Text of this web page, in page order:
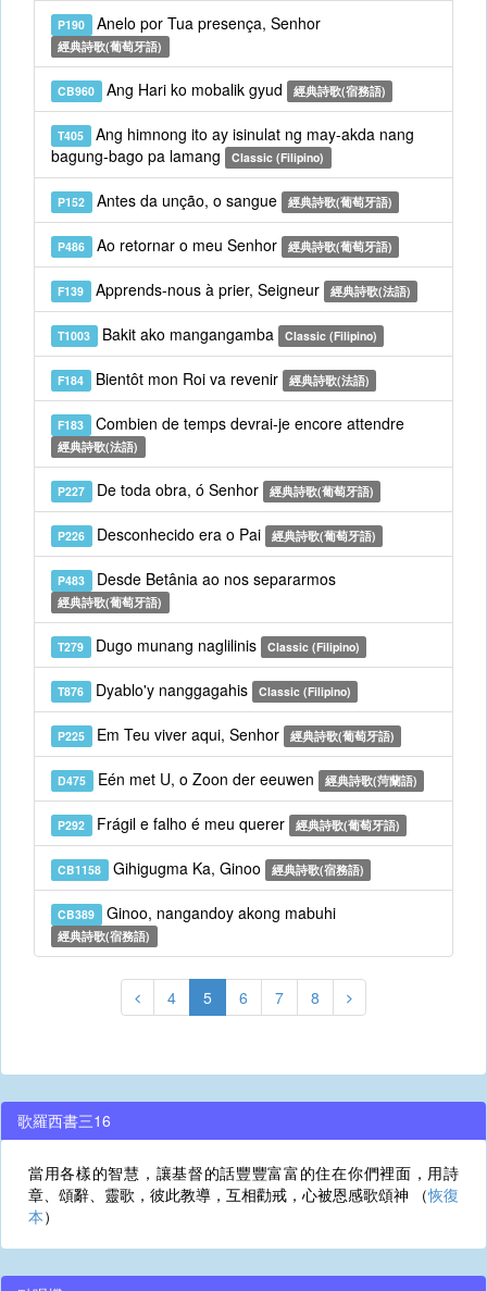
P190 Anelo por Tua presença, Senhor
經典詩歌(葡萄牙語)
CB960 Ang Hari ko mobalik gyud 經典詩歌(宿務語)
T405 Ang himnong ito ay isinulat ng may-akda nang
bagung-bago pa lamang
Classic (Filipino)
P152 Antes da unção, o sangue 經典詩歌(葡萄牙語)
P486 Ao retornar o meu Senhor 經典詩歌(葡萄牙語)
F139 Apprends-nous à prier, Seigneur 經典詩歌(法語)
T1003 Bakit ako mangangamba Classic (Filipino)
F184 Bientôt mon Roi va revenir 經典詩歌(法語)
F183 Combien de temps devrai-je encore attendre
經典詩歌(法語)
P227 De toda obra, ó Senhor 經典詩歌(葡萄牙語)
P226 Desconhecido era o Pai 經典詩歌(葡萄牙語)
P483 Desde Betânia ao nos separarmos
經典詩歌(葡萄牙語)
T279 Dugo munang naglilinis Classic (Filipino)
T876 Dyablo'y nanggagahis Classic (Filipino)
P225 Em Teu viver aqui, Senhor 經典詩歌(葡萄牙語)
D475 Eén met U, o Zoon der eeuwen 經典詩歌(菏蘭語)
P292 Frágil e falho é meu querer 經典詩歌(葡萄牙語)
CB1158 Gihigugma Ka, Ginoo 經典詩歌(宿務語)
CB389 Ginoo, nangandoy akong mabuhi
經典詩歌(宿務語)
4 5 6 7 8
歌羅西書三16
當用各樣的智慧，讓基督的話豐豐富富的住在你們裡面，用詩
章、頌辭、靈歌，彼此教導，互相勸戒，心被恩感歌頌神 （恢復
本）